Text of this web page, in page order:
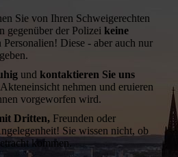
Sie von Ihren Schweigerechten
gegenüber der Polizeikeine
Personalien! Diese - aber auch nur
undkontaktieren Sie uns
nehmen und eruieren
vorgeworfen wird.
Dritten, Freunden oder
Sie wissen nicht, ob
kommen.